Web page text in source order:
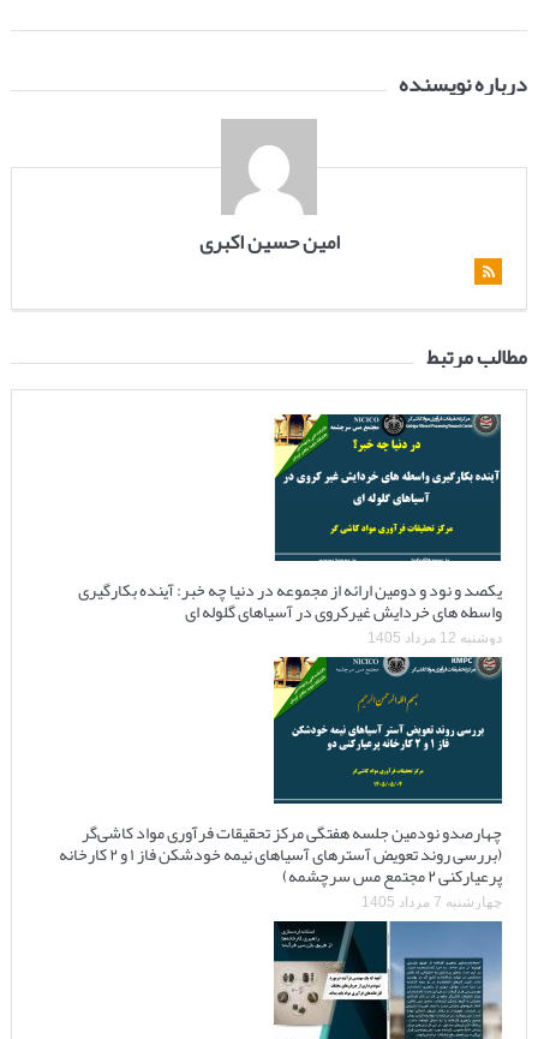
درباره نویسنده
امین حسین اکبری
مطالب مرتبط
یکصد و نود و دومین ارائه از مجموعه در دنیا چه خبر: آینده بکارگیری
واسطه های خردایش غیرکروی در آسیاهای گلوله ای
دوشنبه 12 مرداد 1405
چهارصدو نودمین جلسه هفتگی مرکز تحقیقات فرآوری مواد کاشی‌گر
(بررسی روند تعویض آسترهای آسیاهای نیمه خودشکن فاز ۱ و ۲ کارخانه
پرعیارکنی ۲ مجتمع مس سرچشمه)
چهارشنبه 7 مرداد 1405